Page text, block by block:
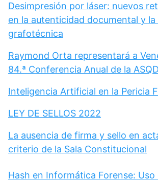
Desimpresión por láser: nuevos
en la autenticidad documental y la
grafotécnica
Raymond Orta representará a
84.ª Conferencia Anual de la
Inteligencia Artificial en la Pericia
LEY DE SELLOS 2022
La ausencia de firma y sello en
criterio de la Sala Constitucional
Hash en Informática Forense: Uso